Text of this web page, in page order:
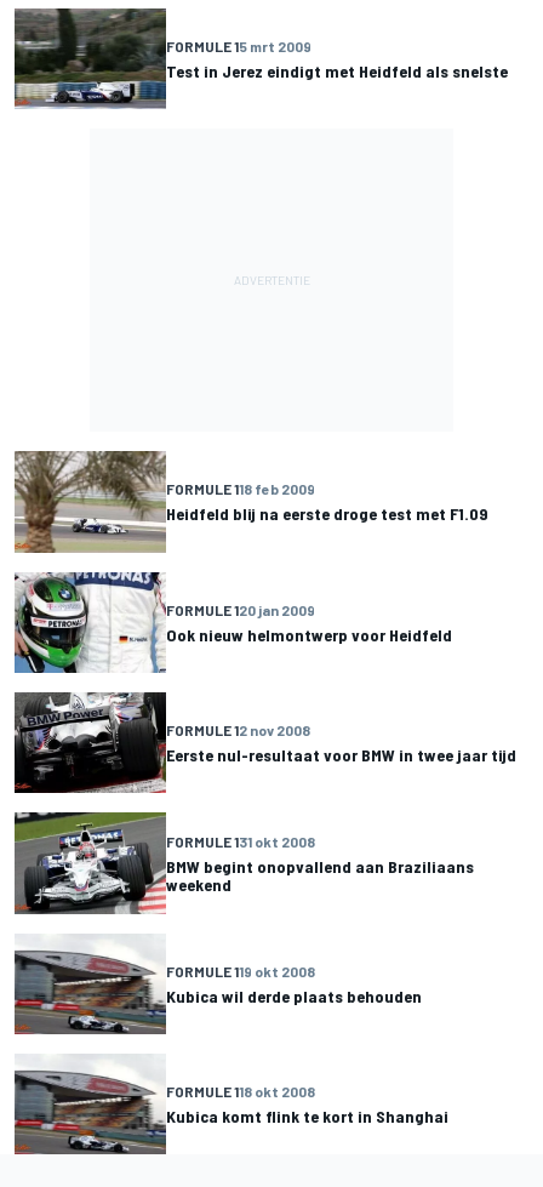
FORMULE 15 mrt 2009
Test in Jerez eindigt met Heidfeld als snelste
FORMULE 118 feb 2009
Heidfeld blij na eerste droge test met F1.09
FORMULE 120 jan 2009
Ook nieuw helmontwerp voor Heidfeld
FORMULE 12 nov 2008
Eerste nul-resultaat voor BMW in twee jaar tijd
FORMULE 131 okt 2008
BMW begint onopvallend aan Braziliaans
weekend
FORMULE 119 okt 2008
Kubica wil derde plaats behouden
FORMULE 118 okt 2008
Kubica komt flink te kort in Shanghai